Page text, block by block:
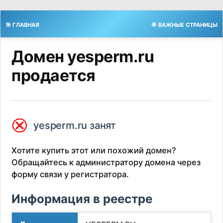
🎯 ГЛАВНАЯ 🌟 ВАЖНЫЕ СТРАНИЦЫ
Домен yesperm.ru
продается
⮿ yesperm.ru занят
Хотите купить этот или похожий домен?
Обращайтесь к администратору домена через
форму связи у регистратора.
Информация в реестре